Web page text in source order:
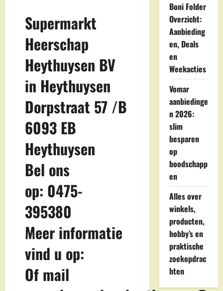
Supermarkt
Heerschap
Heythuysen BV
in Heythuysen
Dorpstraat 57 /B
6093 EB
Heythuysen
Bel ons
op: 0475-
395380
Meer informatie
vind u op:
Of mail
Boni Folder
Overzicht:
Aanbieding
en, Deals
en
Weekacties
Vomar
aanbiedinge
n 2026:
slim
besparen
op
boodschapp
en
Alles over
winkels,
producten,
hobby’s en
praktische
zoekopdrac
hten